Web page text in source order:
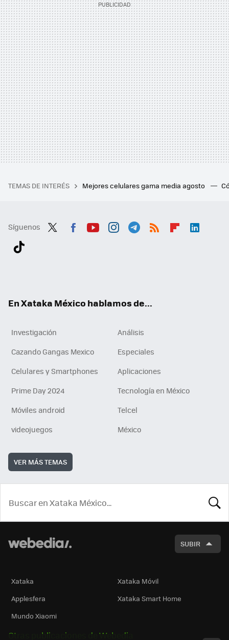
TEMAS DE INTERÉS Mejores celulares gama media agosto
Síguenos
En Xataka México hablamos de...
Investigación
Análisis
Cazando Gangas Mexico
Especiales
Celulares y Smartphones
Aplicaciones
Prime Day 2024
Tecnología en México
Móviles android
Telcel
videojuegos
México
VER MÁS TEMAS
SUBIR
Xataka
Xataka Móvil
Applesfera
Xataka Smart Home
Mundo Xiaomi
Otras publicaciones de Webedia